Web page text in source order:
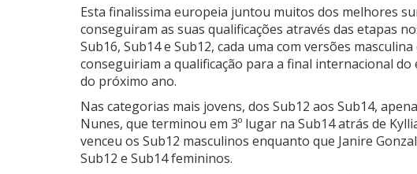
Esta finalissima europeia juntou muitos dos melhores
conseguiram as suas qualificações através das etapas
Sub16, Sub14 e Sub12, cada uma com versões
conseguiriam a qualificação para a final internacional do
do próximo ano.
Nas categorias mais jovens, dos Sub12 aos Sub14,
Nunes, que terminou em 3º lugar na Sub14 atrás de
venceu os Sub12 masculinos enquanto que Janire
Sub12 e Sub14 femininos.